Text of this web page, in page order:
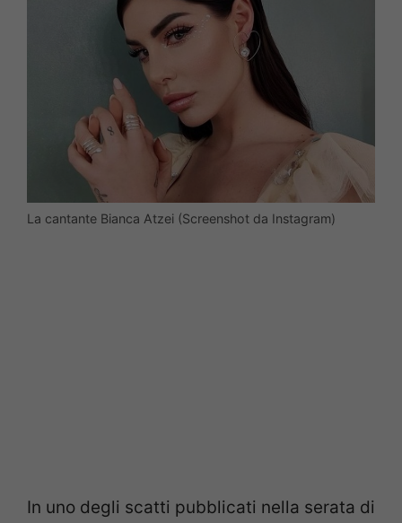
La cantante Bianca Atzei (Screenshot da Instagram)
In uno degli scatti pubblicati nella serata di